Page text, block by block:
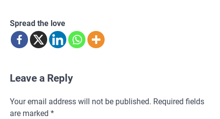
Spread the love
Leave a Reply
Your email address will not be published. Required fields
are marked *